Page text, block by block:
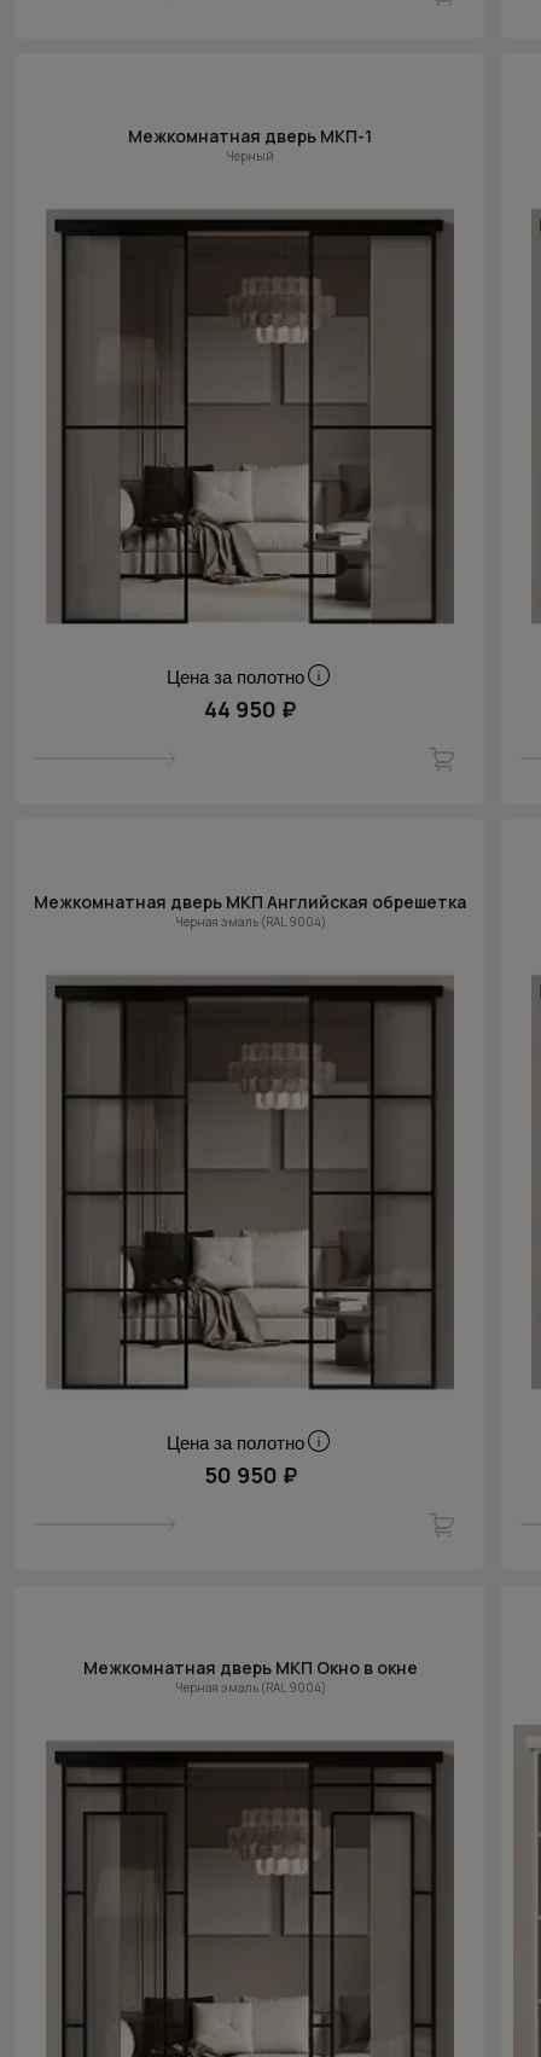
Межкомнатная дверь МКП-1
Черный
Цена за полотно
44 950 ₽
Межкомнатная дверь МКП Английская обрешетка
Черная эмаль (RAL 9004)
Цена за полотно
50 950 ₽
Межкомнатная дверь МКП Окно в окне
Черная эмаль (RAL 9004)